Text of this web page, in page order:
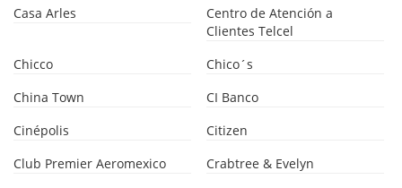
Casa Arles
Centro de Atención a
Clientes Telcel
Chicco
Chico´s
China Town
CI Banco
Cinépolis
Citizen
Club Premier Aeromexico
Crabtree & Evelyn